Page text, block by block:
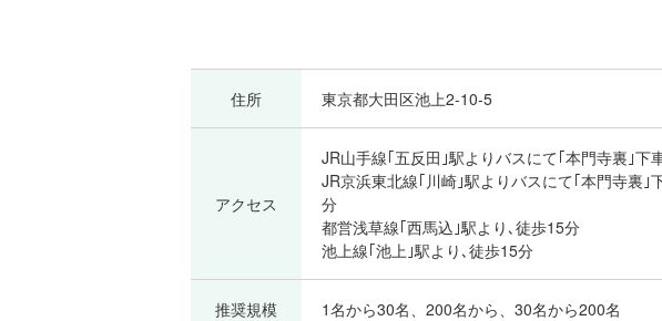
住所 東京都大田区池上2-10-5
アクセス
JR山手線｢五反田｣駅よりバスにて｢本門寺裏｣下
JR京浜東北線｢川崎｣駅よりバスにて｢本門寺裏｣
分
都営浅草線｢西馬込｣駅より､徒歩15分
池上線｢池上｣駅より､徒歩15分
推奨規模 1名から30名、200名から、30名から200名